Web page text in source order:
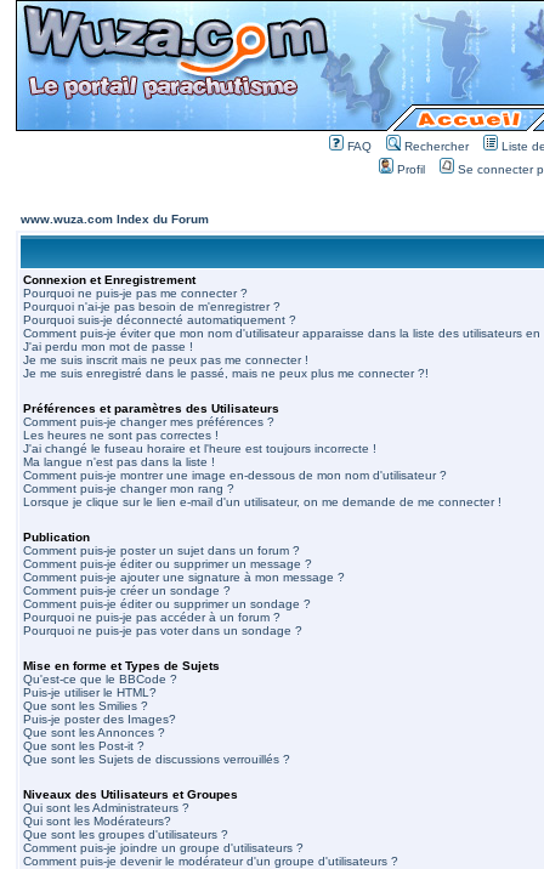
FAQ Rechercher
Liste
Profil
Se connecter
www.wuza.com Index du Forum
Connexion et Enregistrement
Pourquoi ne puis-je pas me connecter ?
Pourquoi n'ai-je pas besoin de m'enregistrer ?
Pourquoi suis-je déconnecté automatiquement ?
Comment puis-je éviter que mon nom d'utilisateur apparaisse dans la liste des utilisateurs en
J'ai perdu mon mot de passe !
Je me suis inscrit mais ne peux pas me connecter !
Je me suis enregistré dans le passé, mais ne peux plus me connecter ?!
Préférences et paramètres des Utilisateurs
Comment puis-je changer mes préférences ?
Les heures ne sont pas correctes !
J'ai changé le fuseau horaire et l'heure est toujours incorrecte !
Ma langue n'est pas dans la liste !
Comment puis-je montrer une image en-dessous de mon nom d'utilisateur ?
Comment puis-je changer mon rang ?
Lorsque je clique sur le lien e-mail d'un utilisateur, on me demande de me connecter !
Publication
Comment puis-je poster un sujet dans un forum ?
Comment puis-je éditer ou supprimer un message ?
Comment puis-je ajouter une signature à mon message ?
Comment puis-je créer un sondage ?
Comment puis-je éditer ou supprimer un sondage ?
Pourquoi ne puis-je pas accéder à un forum ?
Pourquoi ne puis-je pas voter dans un sondage ?
Mise en forme et Types de Sujets
Qu'est-ce que le BBCode ?
Puis-je utiliser le HTML?
Que sont les Smilies ?
Puis-je poster des Images?
Que sont les Annonces ?
Que sont les Post-it ?
Que sont les Sujets de discussions verrouillés ?
Niveaux des Utilisateurs et Groupes
Qui sont les Administrateurs ?
Qui sont les Modérateurs?
Que sont les groupes d'utilisateurs ?
Comment puis-je joindre un groupe d'utilisateurs ?
Comment puis-je devenir le modérateur d'un groupe d'utilisateurs ?